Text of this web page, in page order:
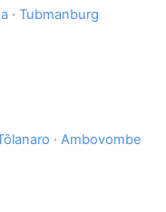
· Tubmanburg
· Ambovombe